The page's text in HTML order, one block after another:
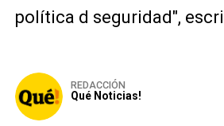
política d seguridad",
REDACCIÓN
Qué Noticias!